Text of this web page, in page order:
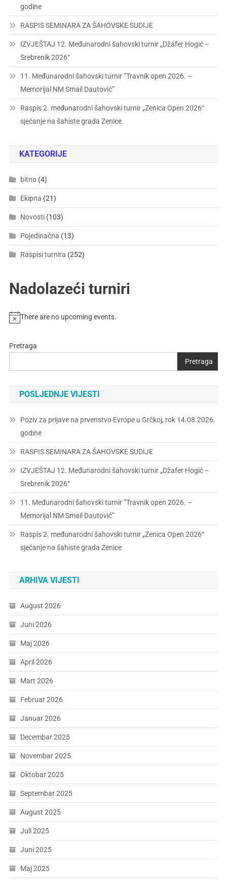
godine
RASPIS SEMINARA ZA ŠAHOVSKE SUDIJE
IZVJEŠTAJ 12. Međunarodni šahovski turnir „Džafer Hogić –
Srebrenik 2026“
11. Međunarodni šahovski turnir ”Travnik open 2026. –
Memorijal NM Smail Dautović”
Raspis 2. međunarodni šahovski turnir „Zenica Open 2026“
sjećanje na šahiste grada Zenice
KATEGORIJE
bitno(4)
Ekipna (21)
Novosti(103)
Pojedinačna (13)
Raspisi turnira (252)
Nadolazeći turniri
There are no upcoming events.
Pretraga
Pretraga
POSLJEDNJE VIJESTI
Poziv za prijave na prvenstvo Evrope u Grčkoj, rok 14.08.2026.
godine
RASPIS SEMINARA ZA ŠAHOVSKE SUDIJE
IZVJEŠTAJ 12. Međunarodni šahovski turnir „Džafer Hogić –
Srebrenik 2026“
11. Međunarodni šahovski turnir ”Travnik open 2026. –
Memorijal NM Smail Dautović”
Raspis 2. međunarodni šahovski turnir „Zenica Open 2026“
sjećanje na šahiste grada Zenice
ARHIVA VIJESTI
August 2026
Juni 2026
Maj 2026
April 2026
Mart 2026
Februar 2026
Januar 2026
Decembar 2025
Novembar 2025
Oktobar 2025
Septembar 2025
August 2025
Juli 2025
Juni 2025
Maj 2025